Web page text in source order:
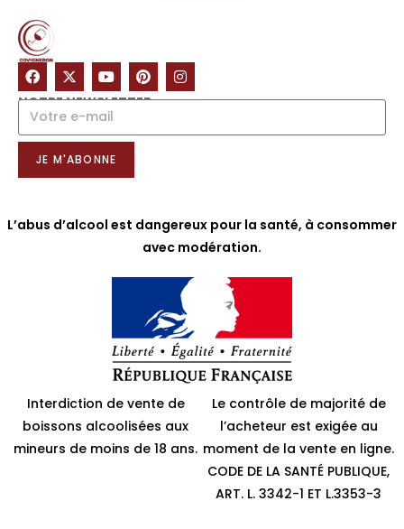
NOTRE NEWSLETTER
JE M'ABONNE
L’abus d’alcool est dangereux pour la santé, à consommer
avec modération.
Interdiction de vente de
boissons alcoolisées aux
mineurs de moins de 18 ans.
Le contrôle de majorité de
l’acheteur est exigée au
moment de la vente en ligne.
CODE DE LA SANTÉ PUBLIQUE,
ART. L. 3342-1 ET L.3353-3